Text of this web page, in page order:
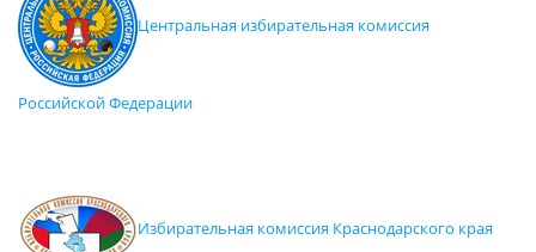
Центральная избирательная комиссия
Российской Федерации
Избирательная комиссия Краснодарского края